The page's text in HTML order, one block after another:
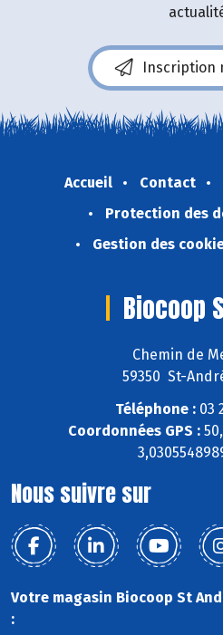
Inscription
Accueil Contact
Protection des
Gestion des
Biocoop
Chemin de
59350 St-
Téléphone :03
Coordonnées GPS :
Nous suivre sur
Votre magasin Biocoop St
: